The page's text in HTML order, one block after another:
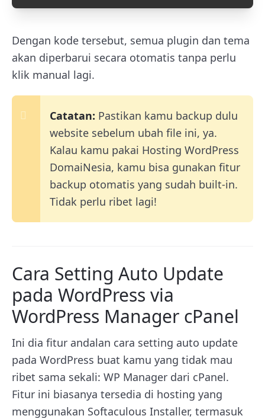
Dengan kode tersebut, semua plugin dan tema
akan diperbarui secara otomatis tanpa perlu
klik manual lagi.
Catatan: Pastikan kamu backup dulu
website sebelum ubah file ini, ya.
Kalau kamu pakai Hosting WordPress
DomaiNesia, kamu bisa gunakan fitur
backup otomatis yang sudah built-in.
Tidak perlu ribet lagi!
Cara Setting Auto Update
pada WordPress via
WordPress Manager cPanel
Ini dia fitur andalan cara setting auto update
pada WordPress buat kamu yang tidak mau
ribet sama sekali: WP Manager dari cPanel.
Fitur ini biasanya tersedia di hosting yang
menggunakan Softaculous Installer, termasuk